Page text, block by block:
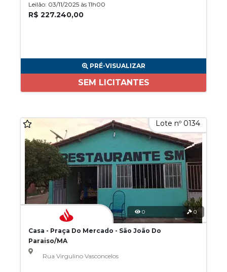
Leilão: 03/11/2025 às 11h00
R$ 227.240,00
PRÉ-VISUALIZAR
SEM LICITANTES
Lote nº 0134
0 0
Casa - Praça Do Mercado - São João Do
Paraiso/MA
Rua Virgulino Vasconcelos